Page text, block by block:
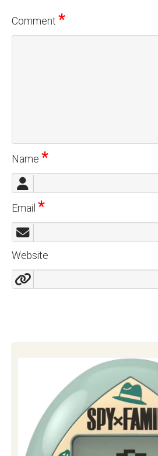
Comment *
Name *
Email *
Website